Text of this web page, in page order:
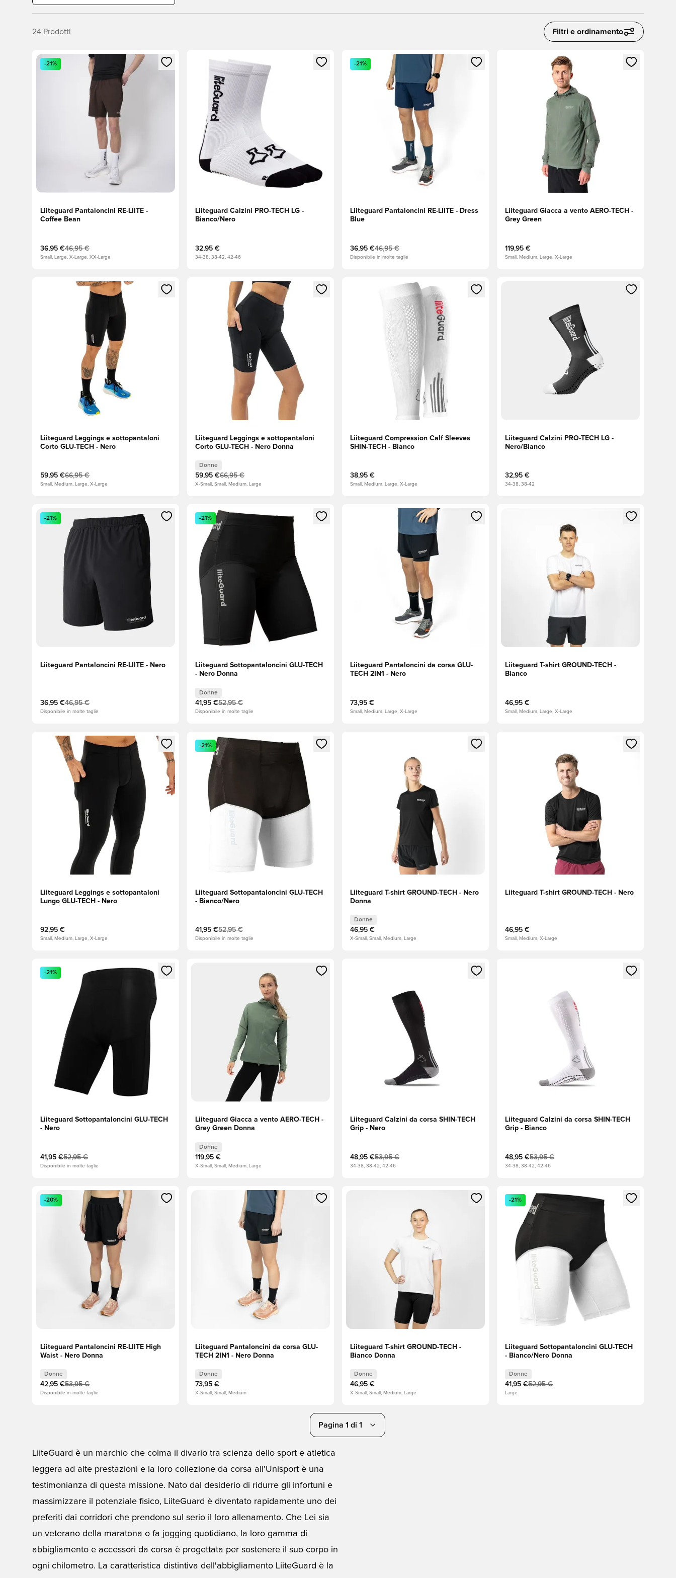
24 Prodotti Filtri e ordinamento
Apre una finestra modale per accedere o registrarsi come membro
-21%
Liiteguard Pantaloncini RE-LIITE -
Coffee Bean
36,95 €46,95 €
Small, Large, X-Large, XX-Large
Apre una finestra modale per accedere o registrarsi come membro
Liiteguard Calzini PRO-TECH LG -
Bianco/Nero
32,95 €
34-38, 38-42, 42-46
Apre una finestra modale per accedere o registrarsi come membro
-21%
Liiteguard Pantaloncini RE-LIITE - Dress
Blue
36,95 €46,95 €
Disponibile in molte taglie
Apre una finestra modale per accedere o
Liiteguard Giacca a vento AERO-TECH -
Grey Green
119,95 €
Small, Medium, Large, X-Large
Apre una finestra modale per accedere o registrarsi come membro
Liiteguard Leggings e sottopantaloni
Corto GLU-TECH - Nero
59,95 €66,95 €
Small, Medium, Large, X-Large
Apre una finestra modale per accedere o registrarsi come membro
Liiteguard Leggings e sottopantaloni
Corto GLU-TECH - Nero Donna
Donne
59,95 €66,95 €
X-Small, Small, Medium, Large
Apre una finestra modale per accedere o registrarsi come membro
Liiteguard Compression Calf Sleeves
SHIN-TECH - Bianco
38,95 €
Small, Medium, Large, X-Large
Apre una finestra modale per accedere o
Liiteguard Calzini PRO-TECH LG -
Nero/Bianco
32,95 €
34-38, 38-42
Apre una finestra modale per accedere o registrarsi come membro
-21%
Liiteguard Pantaloncini RE-LIITE - Nero
36,95 €46,95 €
Disponibile in molte taglie
Apre una finestra modale per accedere o registrarsi come membro
-21%
Liiteguard Sottopantaloncini GLU-TECH
- Nero Donna
Donne
41,95 €52,95 €
Disponibile in molte taglie
Apre una finestra modale per accedere o registrarsi come membro
Liiteguard Pantaloncini da corsa GLU-
TECH 2IN1 - Nero
73,95 €
Small, Medium, Large, X-Large
Apre una finestra modale per accedere o
Liiteguard T-shirt GROUND-TECH -
Bianco
46,95 €
Small, Medium, Large, X-Large
Apre una finestra modale per accedere o registrarsi come membro
Liiteguard Leggings e sottopantaloni
Lungo GLU-TECH - Nero
92,95 €
Small, Medium, Large, X-Large
Apre una finestra modale per accedere o registrarsi come membro
-21%
Liiteguard Sottopantaloncini GLU-TECH
- Bianco/Nero
41,95 €52,95 €
Disponibile in molte taglie
Apre una finestra modale per accedere o registrarsi come membro
Liiteguard T-shirt GROUND-TECH - Nero
Donna
Donne
46,95 €
X-Small, Small, Medium, Large
Apre una finestra modale per accedere o
Liiteguard T-shirt GROUND-TECH - Nero
46,95 €
Small, Medium, X-Large
Apre una finestra modale per accedere o registrarsi come membro
-21%
Liiteguard Sottopantaloncini GLU-TECH
- Nero
41,95 €52,95 €
Disponibile in molte taglie
Apre una finestra modale per accedere o registrarsi come membro
Liiteguard Giacca a vento AERO-TECH -
Grey Green Donna
Donne
119,95 €
X-Small, Small, Medium, Large
Apre una finestra modale per accedere o registrarsi come membro
Liiteguard Calzini da corsa SHIN-TECH
Grip - Nero
48,95 €53,95 €
34-38, 38-42, 42-46
Apre una finestra modale per accedere o
Liiteguard Calzini da corsa SHIN-TECH
Grip - Bianco
48,95 €53,95 €
34-38, 38-42, 42-46
Apre una finestra modale per accedere o registrarsi come membro
-20%
Liiteguard Pantaloncini RE-LIITE High
Waist - Nero Donna
Donne
42,95 €53,95 €
Disponibile in molte taglie
Apre una finestra modale per accedere o registrarsi come membro
Liiteguard Pantaloncini da corsa GLU-
TECH 2IN1 - Nero Donna
Donne
73,95 €
X-Small, Small, Medium
Apre una finestra modale per accedere o registrarsi come membro
Liiteguard T-shirt GROUND-TECH -
Bianco Donna
Donne
46,95 €
X-Small, Small, Medium, Large
Apre una finestra modale per accedere o
-21%
Liiteguard Sottopantaloncini GLU-TECH
- Bianco/Nero Donna
Donne
41,95 €52,95 €
Large
Pagina 1 di 1
LiiteGuard è un marchio che colma il divario tra scienza dello sport e atletica
leggera ad alte prestazioni e la loro collezione da corsa all'Unisport è una
testimonianza di questa missione. Nato dal desiderio di ridurre gli infortuni e
massimizzare il potenziale fisico, LiiteGuard è diventato rapidamente uno dei
preferiti dai corridori che prendono sul serio il loro allenamento. Che Lei sia
un veterano della maratona o fa jogging quotidiano, la loro gamma di
abbigliamento e accessori da corsa è progettata per sostenere il suo corpo in
ogni chilometro. La caratteristica distintiva dell'abbigliamento LiiteGuard è la